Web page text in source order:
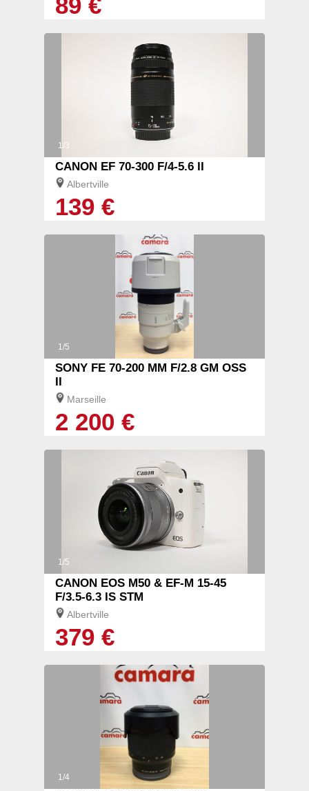
1/3
CANON EF 70-300 F/4-5.6 II
Albertville
139 €
1/5
SONY FE 70-200 MM F/2.8 GM OSS
Marseille
2 200 €
1/5
CANON EOS M50 & EF-M 15-45
F/3.5-6.3 IS STM
Albertville
379 €
1/4